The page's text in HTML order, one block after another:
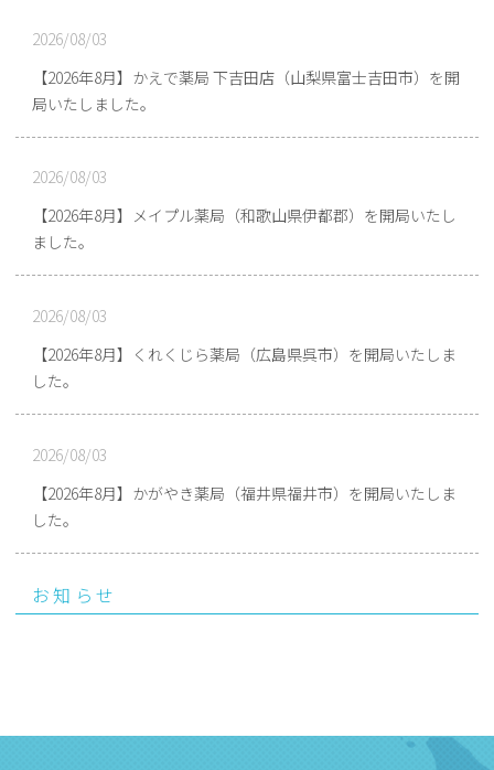
2026/08/03
【2026年8月】かえで薬局 下吉田店（山梨県富士吉田市）を開
局いたしました。
2026/08/03
【2026年8月】メイプル薬局（和歌山県伊都郡）を開局いたし
ました。
2026/08/03
【2026年8月】くれくじら薬局（広島県呉市）を開局いたしま
した。
2026/08/03
【2026年8月】かがやき薬局（福井県福井市）を開局いたしま
した。
お知らせ